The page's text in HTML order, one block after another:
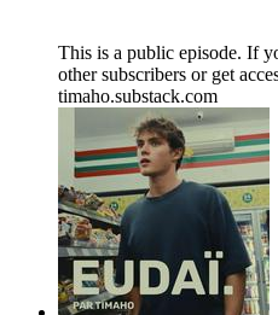
This is a public episode. If
other subscribers or get
timaho.substack.com